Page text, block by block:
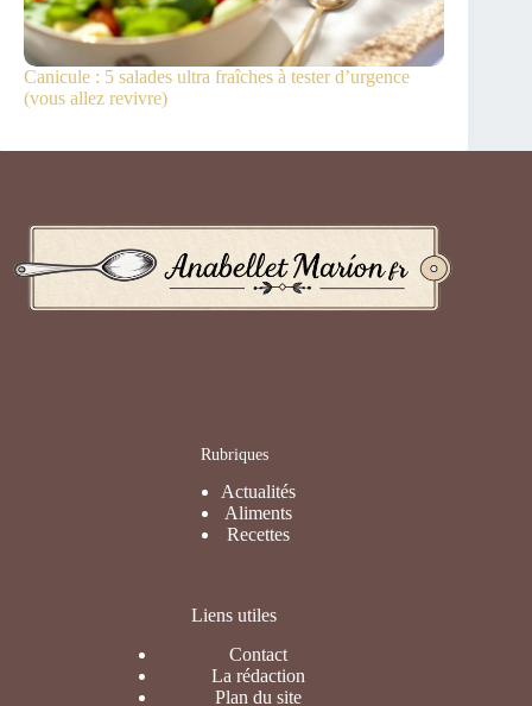
Canicule : 5 salades ultra fraîches à tester d’urgence
(vous allez revivre)
Rubriques
Actualités
Aliments
Recettes
Liens utiles
Contact
La rédaction
Plan du site